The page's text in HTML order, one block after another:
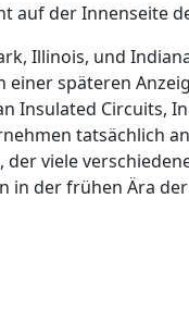
auf der Innenseite
Illinois, und
einer späteren
Insulated Circuits,
tatsächlich
viele
in der frühen Ära der